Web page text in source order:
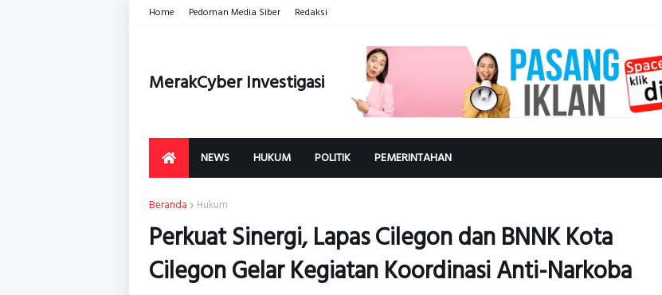
Home Pedoman Media Siber Redaksi
MerakCyber Investigasi
NEWS HUKUM POLITIK PEMERINTAHAN
Beranda Hukum
Perkuat Sinergi, Lapas Cilegon dan BNNK Kota
Cilegon Gelar Kegiatan Koordinasi Anti-Narkoba